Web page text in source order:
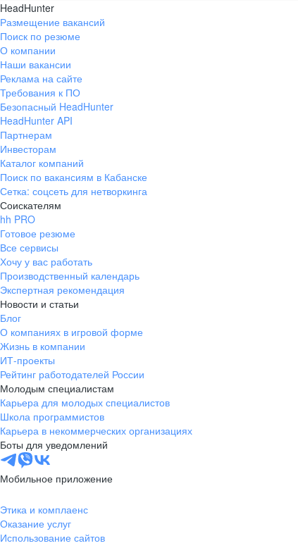
HeadHunter
Размещение вакансий
Поиск по резюме
О компании
Наши вакансии
Реклама на сайте
Требования к ПО
Безопасный HeadHunter
HeadHunter API
Партнерам
Инвесторам
Каталог компаний
Поиск по вакансиям в Кабанске
Сетка: соцсеть для нетворкинга
Соискателям
hh PRO
Готовое резюме
Все сервисы
Хочу у вас работать
Производственный календарь
Экспертная рекомендация
Новости и статьи
Блог
О компаниях в игровой форме
Жизнь в компании
ИТ-проекты
Рейтинг работодателей России
Молодым специалистам
Карьера для молодых специалистов
Школа программистов
Карьера в некоммерческих организациях
Боты для уведомлений
Мобильное приложение
Этика и комплаенс
Оказание услуг
Использование сайтов